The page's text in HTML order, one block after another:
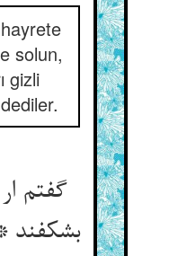
hayrete
solun,
gizli
گفتم